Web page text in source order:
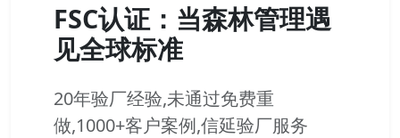
FSC认证：当森林管理遇
见全球标准
20年验厂经验,未通过免费重
做,1000+客户案例,信延验厂服务